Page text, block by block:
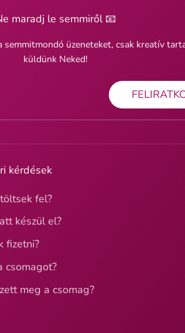
maradj le semmiről 📧
semmitmondó üzeneteket, csak kreatív
küldünk Neked!
kérdések
fel?
készül el?
fizetni?
csomagot?
meg a csomag?